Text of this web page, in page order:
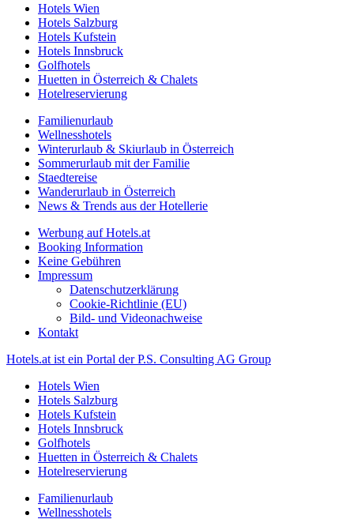
Hotels Wien
Hotels Salzburg
Hotels Kufstein
Hotels Innsbruck
Golfhotels
Huetten in Österreich & Chalets
Hotelreservierung
Familienurlaub
Wellnesshotels
Winterurlaub & Skiurlaub in Österreich
Sommerurlaub mit der Familie
Staedtereise
Wanderurlaub in Österreich
News & Trends aus der Hotellerie
Werbung auf Hotels.at
Booking Information
Keine Gebühren
Impressum
Datenschutzerklärung
Cookie-Richtlinie (EU)
Bild- und Videonachweise
Kontakt
Hotels.at ist ein Portal der P.S. Consulting AG Group
Hotels Wien
Hotels Salzburg
Hotels Kufstein
Hotels Innsbruck
Golfhotels
Huetten in Österreich & Chalets
Hotelreservierung
Familienurlaub
Wellnesshotels